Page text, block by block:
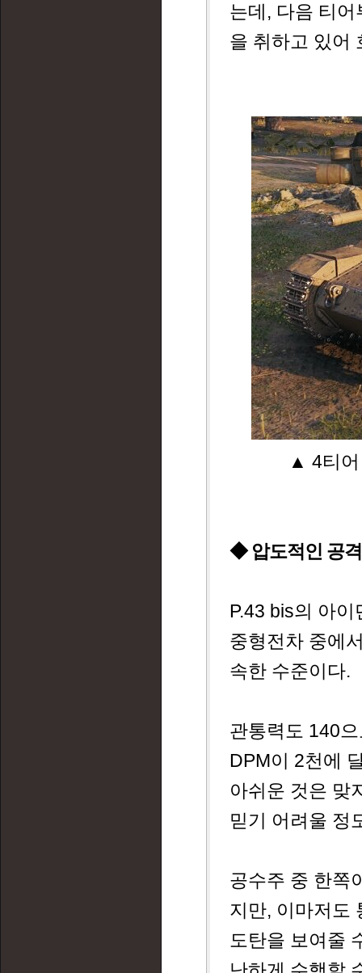
는데, 다음 티
을 취하고 있어
▲ 4티어
◆ 압도적인 공
P.43 bis의 아
중형전차 중에
속한 수준이다.
관통력도 140
DPM이 2천에
아쉬운 것은 맞
믿기 어려울 정
공수주 중 한쪽
지만, 이마저도
도탄을 보여줄